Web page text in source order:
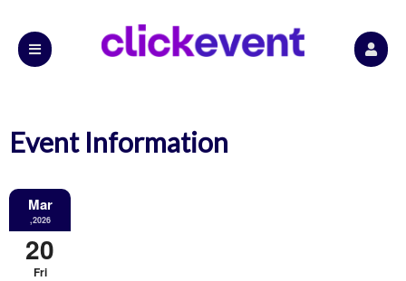
Event Information
Mar
,2026
20
Fri